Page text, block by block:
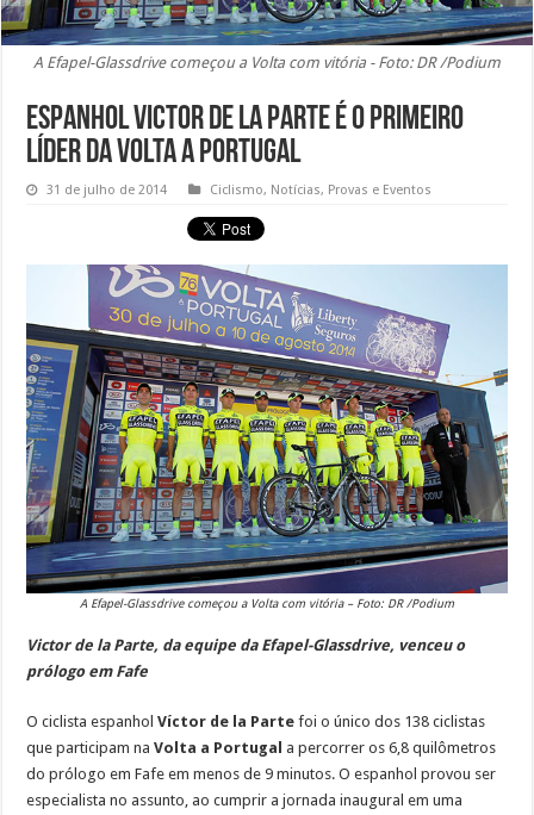
A Efapel-Glassdrive começou a Volta com vitória - Foto: DR /Podium
Espanhol Victor de la Parte é o primeiro
líder da Volta a Portugal
31 de julho de 2014 Ciclismo, Notícias, Provas e Eventos
A Efapel-Glassdrive começou a Volta com vitória – Foto: DR /Podium
Victor de la Parte, da equipe da Efapel-Glassdrive, venceu o
prólogo em Fafe
O ciclista espanholVíctor de la Parte foi o único dos 138 ciclistas
que participam naVolta a Portugal a percorrer os 6,8 quilômetros
do prólogo em Fafe em menos de 9 minutos. O espanhol provou ser
especialista no assunto, ao cumprir a jornada inaugural em uma